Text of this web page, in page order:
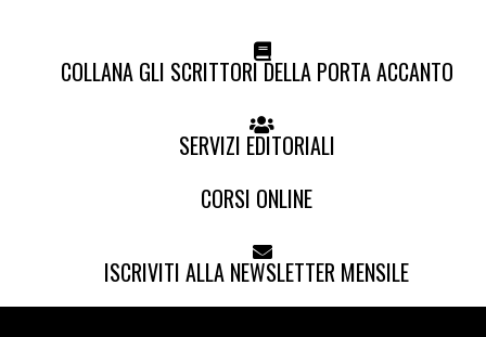
COLLANA GLI SCRITTORI DELLA PORTA ACCANTO
SERVIZI EDITORIALI
CORSI ONLINE
ISCRIVITI ALLA NEWSLETTER MENSILE